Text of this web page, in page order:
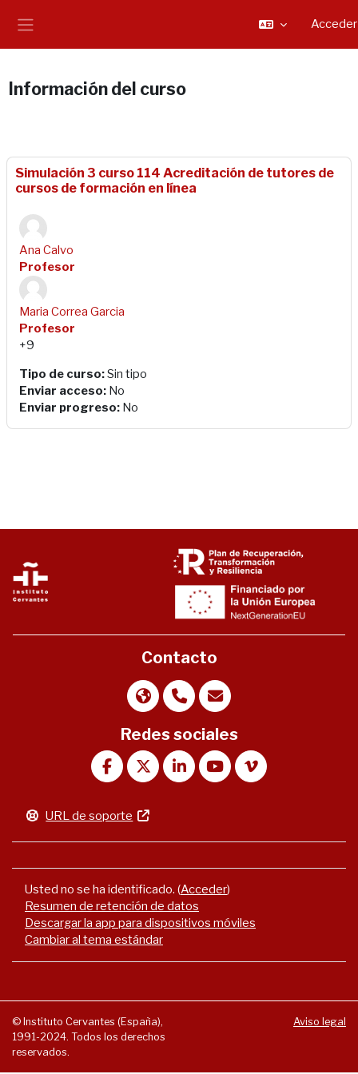
Acceder
Información del curso
Simulación 3 curso 114 Acreditación de tutores de
cursos de formación en línea
Ana Calvo
Profesor
Maria Correa Garcia
Profesor
+9
Tipo de curso:Sin tipo
Enviar acceso: No
Enviar progreso: No
Contacto
Redes sociales
URL de soporte
Usted no se ha identificado. (Acceder)
Resumen de retención de datos
Descargar la app para dispositivos móviles
Cambiar al tema estándar
© Instituto Cervantes (España),
1991-2024. Todos los derechos
reservados.
Aviso legal